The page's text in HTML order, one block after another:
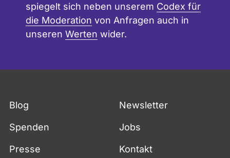
spiegelt sich neben unserem Codex für
die Moderation von Anfragen auch in
unseren Werten wider.
Blog Newsletter
Spenden Jobs
Presse Kontakt